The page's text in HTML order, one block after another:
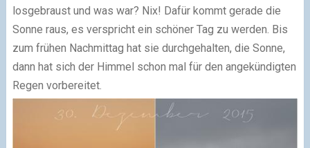
losgebraust und was war? Nix! Dafür kommt gerade die
Sonne raus, es verspricht ein schöner Tag zu werden. Bis
zum frühen Nachmittag hat sie durchgehalten, die Sonne,
dann hat sich der Himmel schon mal für den angekündigten
Regen vorbereitet.